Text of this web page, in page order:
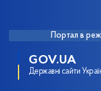
Портал в
GOV.UA
Державні сайти